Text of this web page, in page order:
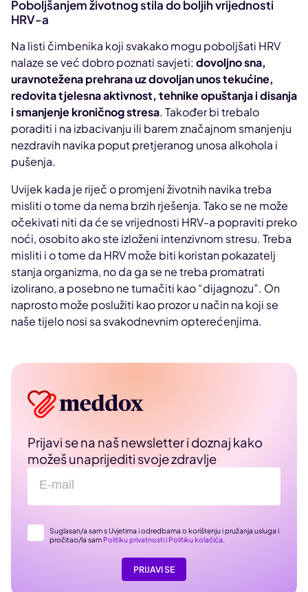
Poboljšanjem životnog stila do boljih vrijednosti
HRV-a
Na listi čimbenika koji svakako mogu poboljšati HRV
nalaze se već dobro poznati savjeti: dovoljno sna,
uravnotežena prehrana uz dovoljan unos tekućine,
redovita tjelesna aktivnost, tehnike opuštanja i disanja
i smanjenje kroničnog stresa. Također bi trebalo
poraditi i na izbacivanju ili barem značajnom smanjenju
nezdravih navika poput pretjeranog unosa alkohola i
pušenja.
Uvijek kada je riječ o promjeni životnih navika treba
misliti o tome da nema brzih rješenja. Tako se ne može
očekivati niti da će se vrijednosti HRV-a popraviti preko
noći, osobito ako ste izloženi intenzivnom stresu. Treba
misliti i o tome da HRV može biti koristan pokazatelj
stanja organizma, no da ga se ne treba promatrati
izolirano, a posebno ne tumačiti kao “dijagnozu”. On
naprosto može poslužiti kao prozor u način na koji se
naše tijelo nosi sa svakodnevnim opterećenjima.
Prijavi se na naš newsletter i doznaj kako
možeš unaprijediti svoje zdravlje
Suglasan/a sam s Uvjetima i odredbama o korištenju i pružanja usluga i
pročitao/la sam Politiku privatnostii Politiku kolačića.
PRIJAVI SE